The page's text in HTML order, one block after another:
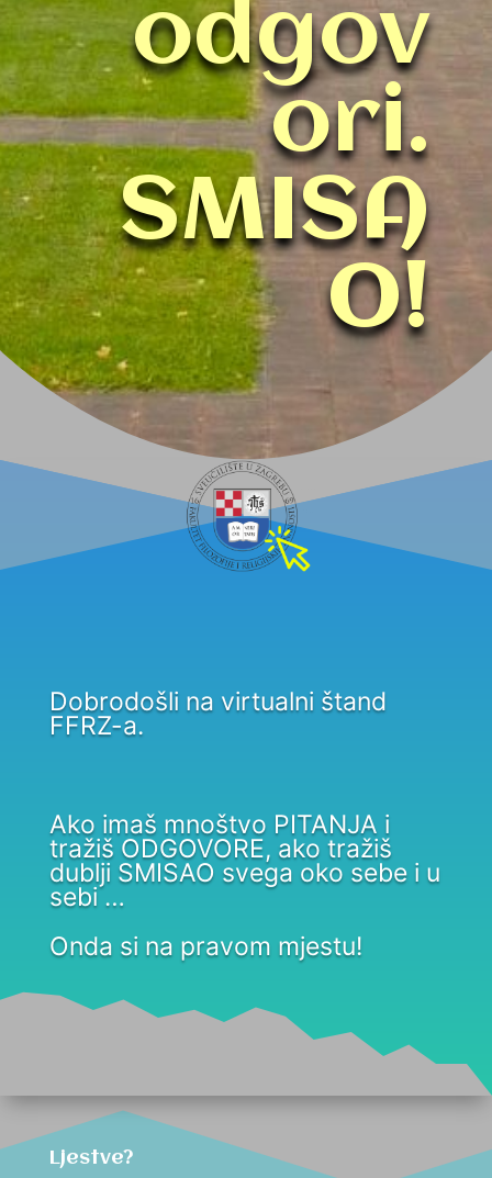
odgov
ori.
SMISA
O!
Dobrodošli na virtualni štand
FFRZ-a.
Ako imaš mnoštvo PITANJA i
tražiš ODGOVORE, ako tražiš
dublji SMISAO svega oko sebe i u
sebi …
Onda si na pravom mjestu!
Ljestve?